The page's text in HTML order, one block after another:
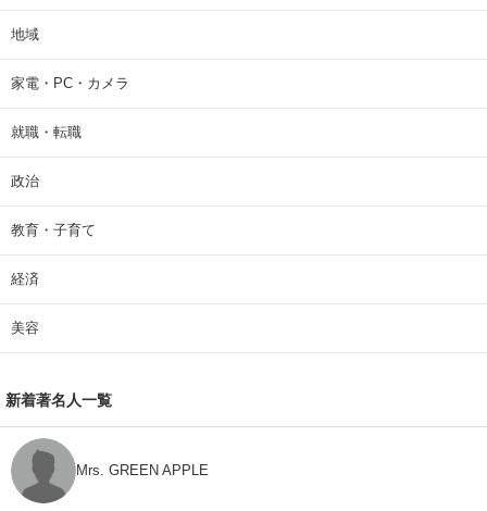
地域
家電・PC・カメラ
就職・転職
政治
教育・子育て
経済
美容
新着著名人一覧
Mrs. GREEN APPLE